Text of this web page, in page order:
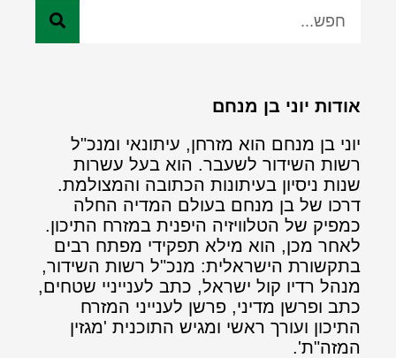
אודות יוני בן מנחם
יוני בן מנחם הוא מזרחן, עיתונאי ומנכ"ל
רשות השידור לשעבר. הוא בעל עשרות
שנות ניסיון בעיתונות הכתובה והמצולמת.
דרכו של בן מנחם בעולם המדיה החלה
כמפיק של הטלוויזיה היפנית במזרח התיכון.
לאחר מכן, הוא מילא תפקידי מפתח רבים
בתקשורת הישראלית: מנכ"ל רשות השידור,
מנהל רדיו קול ישראל, כתב לענייניי שטחים,
כתב ופרשן מדיני, פרשן לענייני המזרח
התיכון ועורך ראשי ומגיש התוכנית 'מגזין
המזה"ת'.